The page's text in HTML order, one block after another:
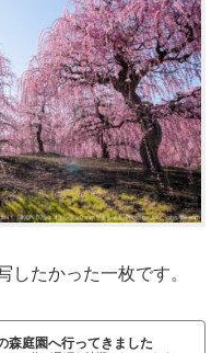
したかった一枚です。
森庭園へ行ってきました